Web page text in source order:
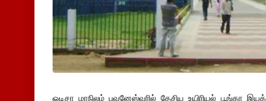
ஒடிசா மாநிலம் புவனேஸ்வரில் தேசிய உயிரியல் பூங்கா